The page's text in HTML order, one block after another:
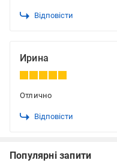
Відповісти
Ирина
Отлично
Відповісти
Популярні запити